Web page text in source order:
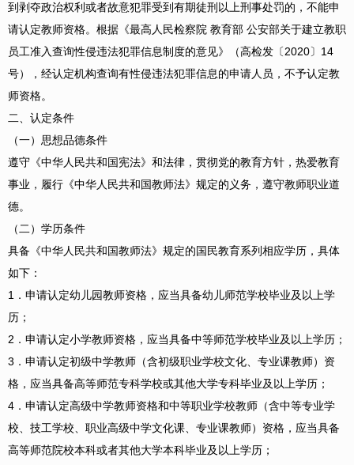
到剥夺政治权利或者故意犯罪受到有期徒刑以上刑事处罚的，不能申
请认定教师资格。根据《最高人民检察院 教育部 公安部关于建立教职
员工准入查询性侵违法犯罪信息制度的意见》（高检发〔2020〕14
号），经认定机构查询有性侵违法犯罪信息的申请人员，不予认定教
师资格。
二、认定条件
（一）思想品德条件
遵守《中华人民共和国宪法》和法律，贯彻党的教育方针，热爱教育
事业，履行《中华人民共和国教师法》规定的义务，遵守教师职业道
德。
（二）学历条件
具备《中华人民共和国教师法》规定的国民教育系列相应学历，具体
如下：
1．申请认定幼儿园教师资格，应当具备幼儿师范学校毕业及以上学
历；
2．申请认定小学教师资格，应当具备中等师范学校毕业及以上学历；
3．申请认定初级中学教师（含初级职业学校文化、专业课教师）资
格，应当具备高等师范专科学校或其他大学专科毕业及以上学历；
4．申请认定高级中学教师资格和中等职业学校教师（含中等专业学
校、技工学校、职业高级中学文化课、专业课教师）资格，应当具备
高等师范院校本科或者其他大学本科毕业及以上学历；